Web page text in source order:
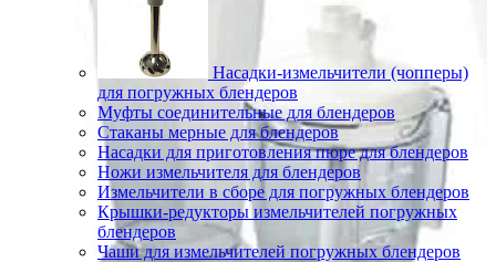
Насадки-измельчители (чопперы)
для погружных блендеров
Муфты соединительные для блендеров
Стаканы мерные для блендеров
Насадки для приготовления пюре для блендеров
Ножи измельчителя для блендеров
Измельчители в сборе для погружных блендеров
Крышки-редукторы измельчителей погружных
блендеров
Чаши для измельчителей погружных блендеров